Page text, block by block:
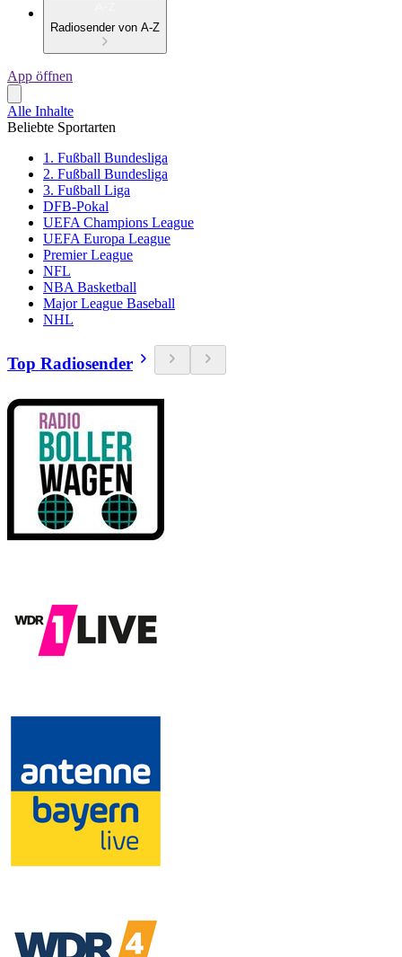
Radiosender von A-Z
App öffnen
Alle Inhalte
Beliebte Sportarten
1. Fußball Bundesliga
2. Fußball Bundesliga
3. Fußball Liga
DFB-Pokal
UEFA Champions League
UEFA Europa League
Premier League
NFL
NBA Basketball
Major League Baseball
NHL
Top Radiosender